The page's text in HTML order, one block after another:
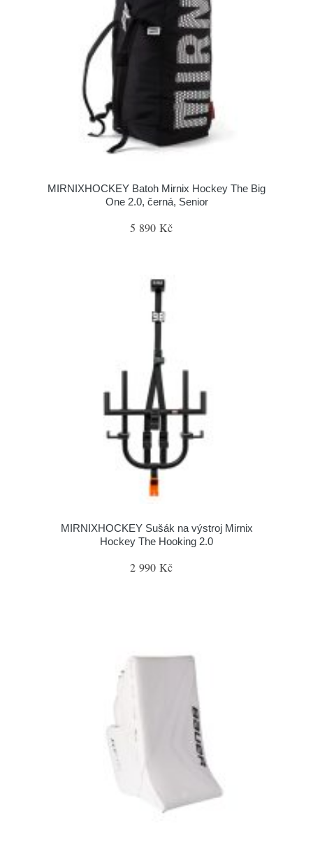
MIRNIXHOCKEY Batoh Mirnix Hockey The Big
One 2.0, černá, Senior
5 890 Kč
MIRNIXHOCKEY Sušák na výstroj Mirnix
Hockey The Hooking 2.0
2 990 Kč